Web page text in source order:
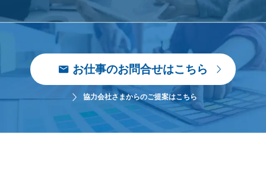
お仕事のお問合せはこちら
協力会社さまからのご提案はこちら